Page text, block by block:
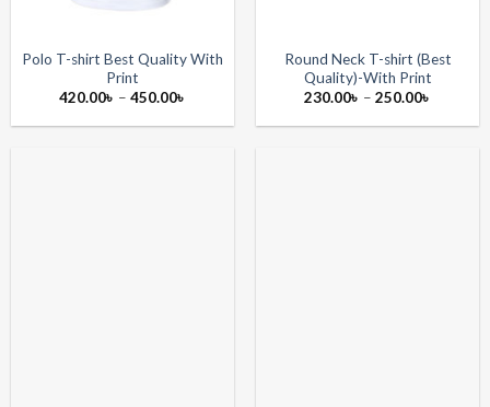
Polo T-shirt Best Quality With
Print
420.00৳ – 450.00৳
420.00৳
Round Neck T-shirt (Best
Quality)-With Print
230.00৳ – 250.00৳
230.00৳